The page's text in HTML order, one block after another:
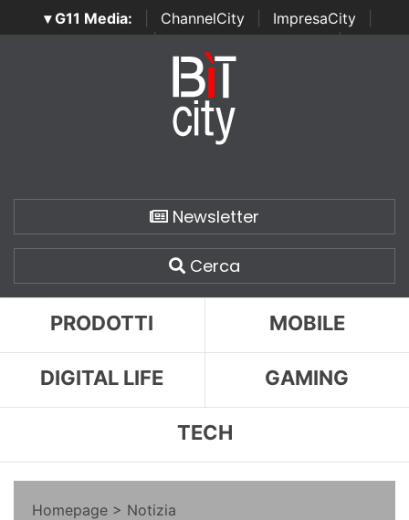
▾ G11 Media: ChannelCity ImpresaCity
SecurityOpenLab | Italian Channel Awards | Italian
Italian Security Awards
Newsletter
Cerca
PRODOTTI MOBILE
DIGITAL LIFE GAMING
TECH
Homepage > Notizia